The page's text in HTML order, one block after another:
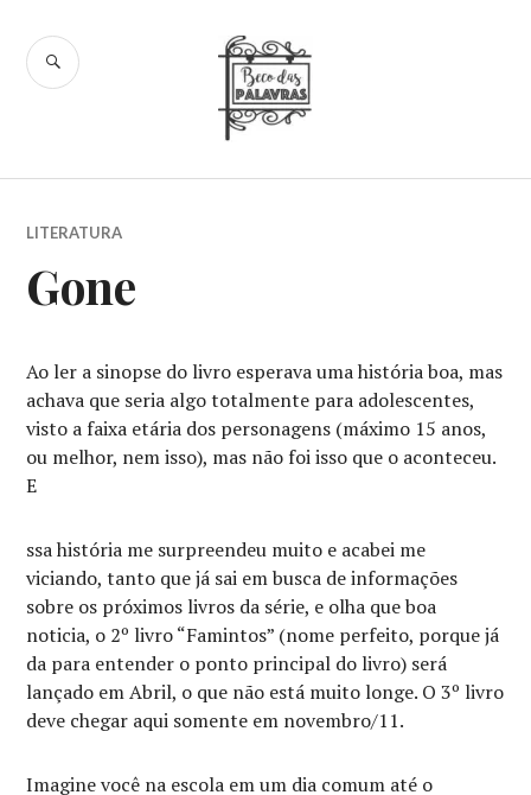
content
Beco das
Palavras
SEARCH
LITERATURA
Gone
Ao ler a sinopse do livro esperava uma história boa, mas
achava que seria algo totalmente para adolescentes,
visto a faixa etária dos personagens (máximo 15 anos,
ou melhor, nem isso), mas não foi isso que o aconteceu.
E
ssa história me surpreendeu muito e acabei me
viciando, tanto que já sai em busca de informações
sobre os próximos livros da série, e olha que boa
noticia, o 2º livro “Famintos” (nome perfeito, porque já
da para entender o ponto principal do livro) será
lançado em Abril, o que não está muito longe. O 3º livro
deve chegar aqui somente em novembro/11.
Imagine você na escola em um dia comum até o